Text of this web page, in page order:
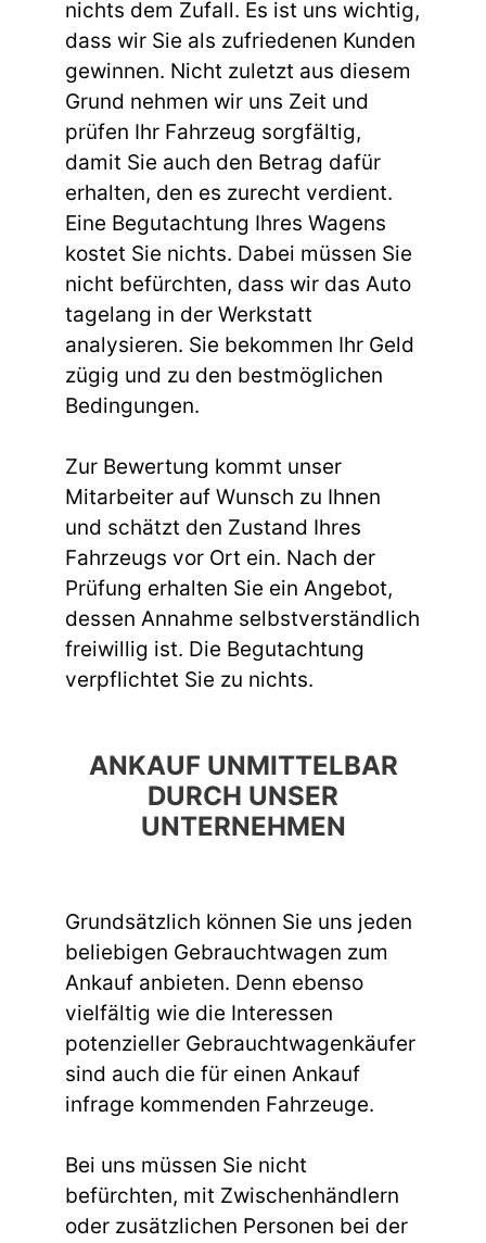
nichts dem Zufall. Es ist uns wichtig,
dass wir Sie als zufriedenen Kunden
gewinnen. Nicht zuletzt aus diesem
Grund nehmen wir uns Zeit und
prüfen Ihr Fahrzeug sorgfältig,
damit Sie auch den Betrag dafür
erhalten, den es zurecht verdient.
Eine Begutachtung Ihres Wagens
kostet Sie nichts. Dabei müssen Sie
nicht befürchten, dass wir das Auto
tagelang in der Werkstatt
analysieren. Sie bekommen Ihr Geld
zügig und zu den bestmöglichen
Bedingungen.
Zur Bewertung kommt unser
Mitarbeiter auf Wunsch zu Ihnen
und schätzt den Zustand Ihres
Fahrzeugs vor Ort ein. Nach der
Prüfung erhalten Sie ein Angebot,
dessen Annahme selbstverständlich
freiwillig ist. Die Begutachtung
verpflichtet Sie zu nichts.
ANKAUF UNMITTELBAR
DURCH UNSER
UNTERNEHMEN
Grundsätzlich können Sie uns jeden
beliebigen Gebrauchtwagen zum
Ankauf anbieten. Denn ebenso
vielfältig wie die Interessen
potenzieller Gebrauchtwagenkäufer
sind auch die für einen Ankauf
infrage kommenden Fahrzeuge.
Bei uns müssen Sie nicht
befürchten, mit Zwischenhändlern
oder zusätzlichen Personen bei der